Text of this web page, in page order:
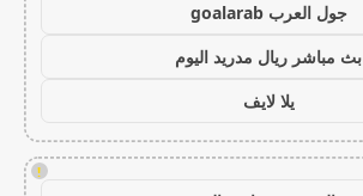
جول العرب goalarab
بث مباشر ريال مدريد اليوم
يلا لايف
!